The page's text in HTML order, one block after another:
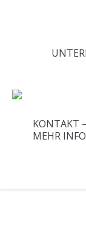
KONTAKT
MEHR